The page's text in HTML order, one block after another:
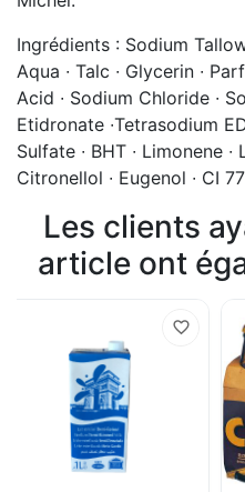
Ingrédients : Sodium
Aqua ∙ Talc ∙ Glycerin ∙
Acid ∙ Sodium Chloride ∙
Etidronate ∙Tetrasodium
Sulfate ∙ BHT ∙ Limonene ∙
Citronellol ∙ Eugenol ∙ CI
Les clients
article ont